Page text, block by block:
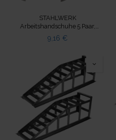
STAHLWERK
Arbeitshandschuhe 5 Paar,
Größe XL mit Nitril PU-
Beschichtung
9,16 €